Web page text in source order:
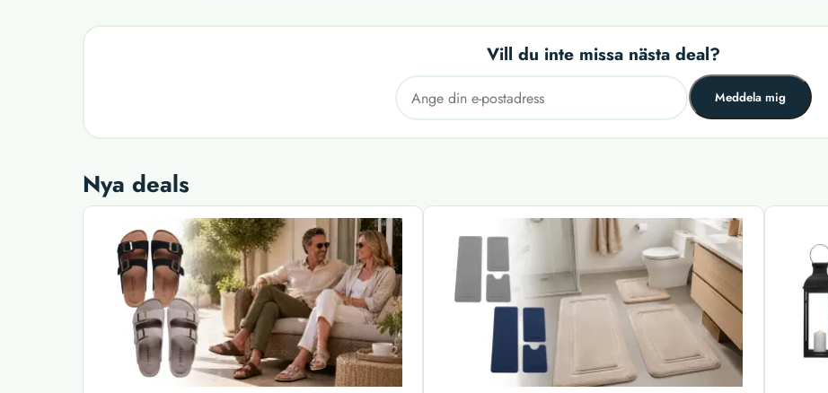
Vill du inte missa nästa deal?
Meddela mig
Nya deals